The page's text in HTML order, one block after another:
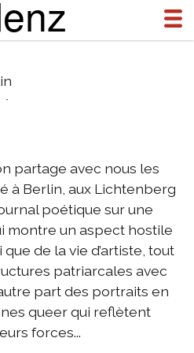
2026
2025
Die
2025
juin 2025
partage avec nous les
à Berlin, aux Lichtenberg
poétique sur une
montre un aspect hostile
de la vie d’artiste, tout
patriarcales avec
part des portraits en
queer qui reflètent
forces...